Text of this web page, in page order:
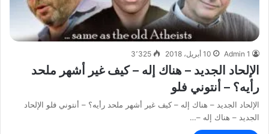
Admin 1 10 أبريل، 2018 3٬325
الإلحاد الجديد – هناك إله – كيف غير أشهر ملحد
رأيه؟ – أنتوني فلو
الإلحاد الجديد – هناك إله – كيف غير أشهر ملحد رأيه؟ – أنتوني فلو الإلحاد
الجديد – هناك إله –…